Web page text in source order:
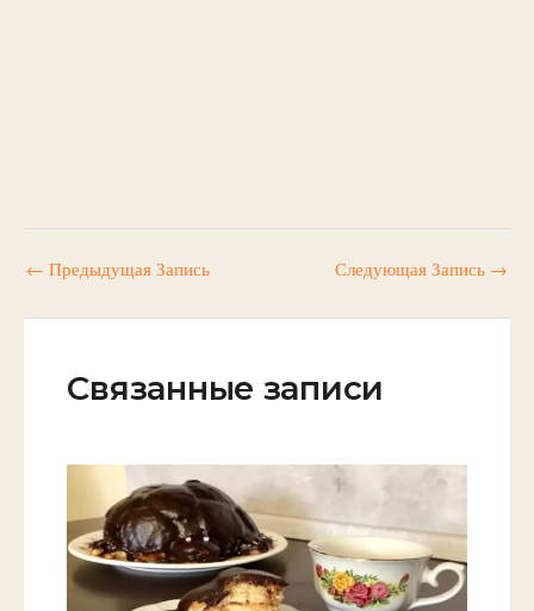
← Предыдущая Запись Следующая Запись →
Связанные записи